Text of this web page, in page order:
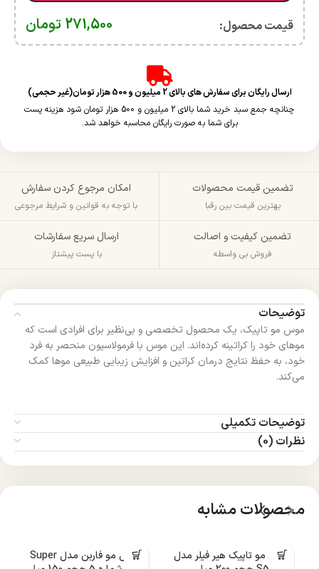
قیمت محصول:​ 271,500 تومان
ارسال رایگان برای سفارش های بالای 2 میلیون و 500 هزار تومان(غیر حجمی)
چنانچه جمع سبد خرید شما بالای 2 میلیون و 500 هزار تومان شود هزینه پست
برای شما به صورت رایگان محاسبه خواهد شد.
تضمین قیمت محصولات
بهترین قیمت بین رقبا
امکان مرجوع کردن سفارش
با توجه به قوانین و شرایط مرجوعی
تضمین کیفیت و اصالت
فروش بی واسطه
ارسال سریع سفارشات
با پست پیشتاز
توضیحات
موس مو تاپیک، یک محصول تخصصی و بی‌نظیر برای افرادی است که
موهای خود را کراتینه کرده‌اند. این موس با فرمولاسیون منحصر به فرد
خود، به حفظ نتایج درمان کراتین و افزایش زیبایی طبیعی موها کمک
می‌کند.
توضیحات تکمیلی
نظرات (0)
محصولات مشابه
موس مو تاپیک هیر فیلر مدل
واکس مو فاربن مدل Super